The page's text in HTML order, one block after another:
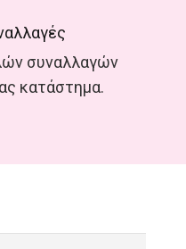
συναλλαγών
κατάστημα.